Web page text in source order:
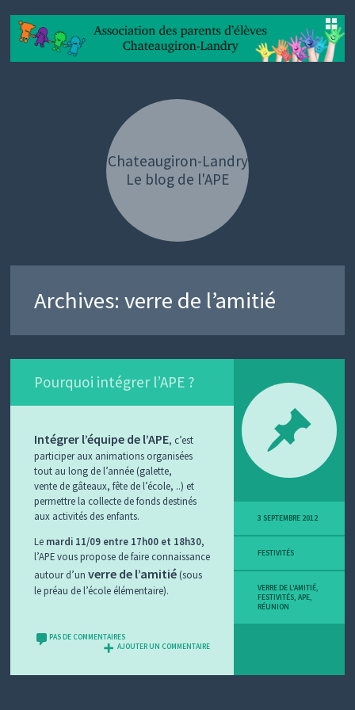
Chateaugiron-Landry
Le blog de l'APE
SKIP
Archives: verre de l’amitié
Pourquoi intégrer l’APE ?
Intégrer l’équipe de l’APE, c’est
participer aux animations organisées
tout au long de l’année (galette,
vente de gâteaux, fête de l’école, ..) et
permettre la collecte de fonds destinés
aux activités des enfants.
Le mardi 11/09 entre 17h00 et 18h30,
l’APE vous propose de faire connaissance
autour d’un verre de l’amitié (sous
le préau de l’école élémentaire).
PAS DE COMMENTAIRES
AJOUTER UN COMMENTAIRE
3 SEPTEMBRE 2012
FESTIVITÉS
VERRE DE L'AMITIÉ,
FESTIVITÉS,APE,
RÉUNION